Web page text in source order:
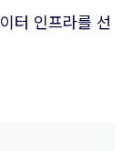
터 인프라를 선